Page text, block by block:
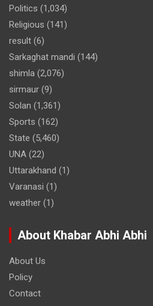
Politics (1,034)
Religious (141)
result (6)
Sarkaghat mandi (144)
shimla (2,076)
sirmaur (9)
Solan (1,361)
Sports (162)
State (5,460)
UNA (22)
Uttarakhand (1)
Varanasi (1)
weather (1)
About Khabar Abhi Abhi
About Us
Policy
Contact